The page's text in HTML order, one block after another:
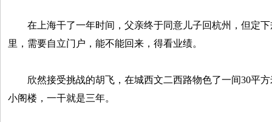
在上海干了一年时间，父亲终于同意儿子回杭州，但定下
里，需要自立门户，能不能回来，得看业绩。
欣然接受挑战的胡飞，在城西文二西路物色了一间30平方
小阁楼，一干就是三年。